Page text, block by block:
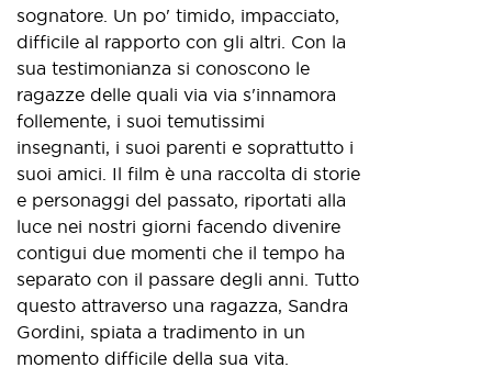
sognatore. Un po' timido, impacciato,
difficile al rapporto con gli altri. Con la
sua testimonianza si conoscono le
ragazze delle quali via via s'innamora
follemente, i suoi temutissimi
insegnanti, i suoi parenti e soprattutto i
suoi amici. Il film è una raccolta di storie
e personaggi del passato, riportati alla
luce nei nostri giorni facendo divenire
contigui due momenti che il tempo ha
separato con il passare degli anni. Tutto
questo attraverso una ragazza, Sandra
Gordini, spiata a tradimento in un
momento difficile della sua vita.